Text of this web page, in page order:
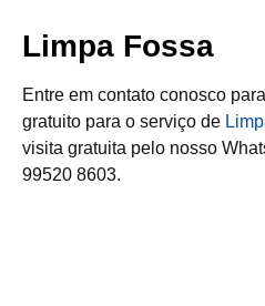
Limpa Fossa
Entre em contato conosco
gratuito para o serviço de
visita gratuita pelo nosso
99520 8603.